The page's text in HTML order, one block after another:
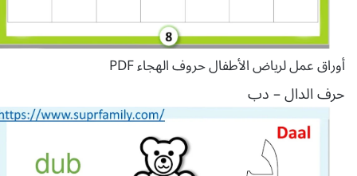
أوراق عمل لرياض الأطفال حروف الهجاء PDF
حرف الدال – دب